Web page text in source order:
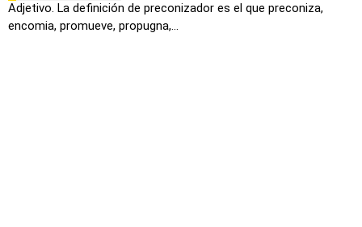
Adjetivo. La definición de preconizador es el que preconiza,
encomia, promueve, propugna,...